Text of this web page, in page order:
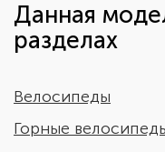
Данная
разделах
Велосипеды
Горные